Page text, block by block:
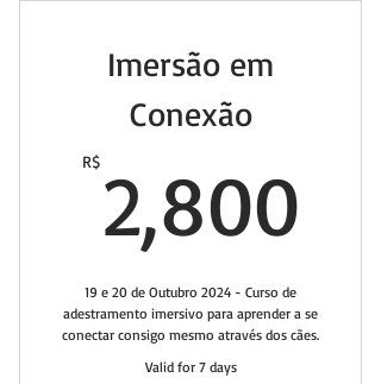
Imersão em
Conexão
R$ 2,800
19 e 20 de Outubro 2024 - Curso de
adestramento imersivo para aprender a se
conectar consigo mesmo através dos cães.
Valid for 7 days